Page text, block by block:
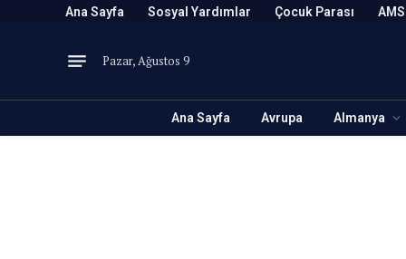
Ana Sayfa Sosyal Yardımlar Çocuk Parası AMS
Pazar, Ağustos 9
Ana Sayfa Avrupa Almanya